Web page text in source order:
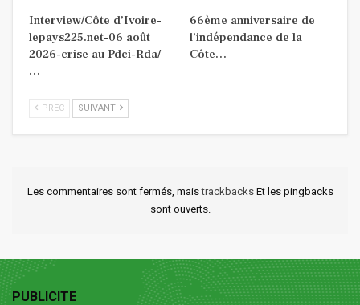
Interview/Côte d’Ivoire-
lepays225.net-06 août
2026-crise au Pdci-Rda/
…
66ème anniversaire de
l’indépendance de la
Côte…
PREC SUIVANT
Les commentaires sont fermés, maistrackbacks Et les pingbacks
sont ouverts.
PUBLICITE